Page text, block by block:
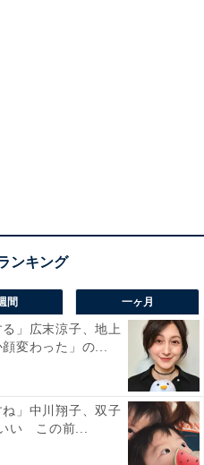
間 一ヶ月
る」広末涼子、地上
変わった」の...
ね」中川翔子、双子
い この前...